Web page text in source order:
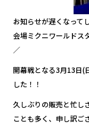
お知らせが遅くなって
会場ミクニワールドス
／
開幕戦となる3月13日(
した！！
久しぶりの販売と忙し
ことも多く、申し訳ご